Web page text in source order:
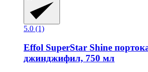
5.0 (1)
Effol SuperStar Shine
джинджифил, 750 мл